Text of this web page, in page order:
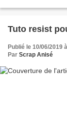
Tuto resist
Publié le 10/06/2019
Par Scrap Anisé